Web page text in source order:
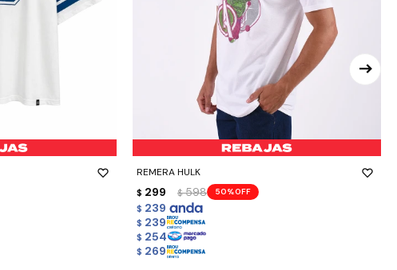
REMERA HULK
$ 299 $ 598 50
$ 239
$ 239
$ 254
$ 269
- +